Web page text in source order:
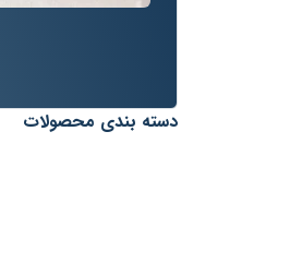
دسته بندی محصولات